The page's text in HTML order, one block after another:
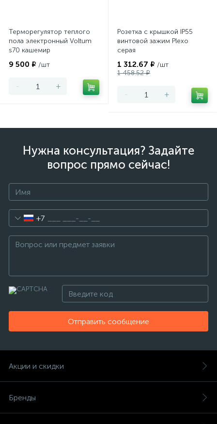
Терморегулятор теплого
пола электронный Voltum
s70 кашемир
9 500 ₽ /шт
- +
Розетка с крышкой IP55
винтовой зажим Plexo
серая
1 312.67 ₽ /шт
1 458.52 ₽
- +
Нужна консультация? Задайте
вопрос прямо сейчас!
+7
Отправить сообщение
Акции и скидки
Бренды